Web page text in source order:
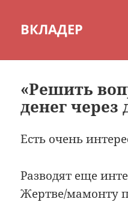
ВКЛАДЕР
«Решить
денег через
Есть очень
Разводят еще
Жертве/мамонту